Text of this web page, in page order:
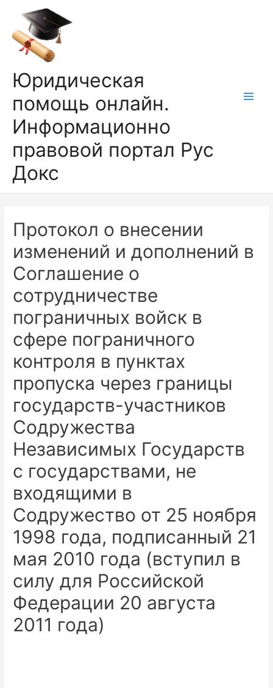
содержимому
Юридическая
помощь онлайн.
Информационно
правовой портал Рус
Докс
Протокол о внесении
изменений и дополнений в
Соглашение о
сотрудничестве
пограничных войск в
сфере пограничного
контроля в пунктах
пропуска через границы
государств-участников
Содружества
Независимых Государств
с государствами, не
входящими в
Содружество от 25 ноября
1998 года, подписанный 21
мая 2010 года (вступил в
силу для Российской
Федерации 20 августа
2011 года)